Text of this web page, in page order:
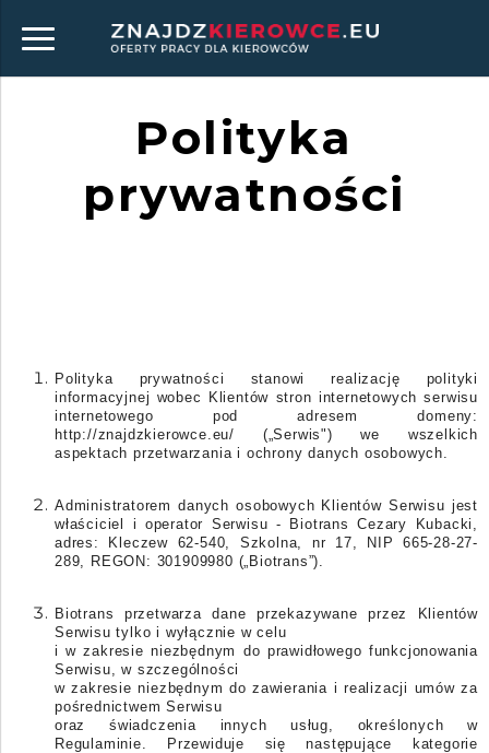
Polityka
prywatności
Polityka prywatności stanowi realizację polityki
informacyjnej wobec Klientów stron internetowych serwisu
internetowego pod adresem domeny:
http://znajdzkierowce.eu/ („Serwis") we wszelkich
aspektach przetwarzania i ochrony danych osobowych.
Administratorem danych osobowych Klientów Serwisu jest
właściciel i operator Serwisu -
Biotrans Cezary Kubacki,
adres: Kleczew 62-540, Szkolna, nr 17, NIP 665-28-27-
289, REGON: 301909980 („ Biotrans”).
Biotrans przetwarza dane przekazywane przez Klientów
Serwisu tylko i wyłącznie w celu
i w zakresie niezbędnym do prawidłowego funkcjonowania
Serwisu, w szczególności
w zakresie niezbędnym do zawierania i realizacji umów za
pośrednictwem Serwisu
oraz świadczenia innych usług, określonych w
Regulaminie. Przewiduje się następujące kategorie